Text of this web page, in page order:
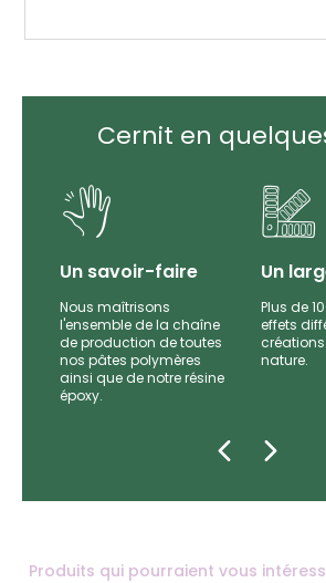
Cernit en
Un savoir-faire
Nous maîtrisons
l'ensemble de la chaîne
de production de toutes
nos pâtes polymères
ainsi que de notre résine
époxy.
Un
Plus de
effets
nature.
Produits qui pourraient vous